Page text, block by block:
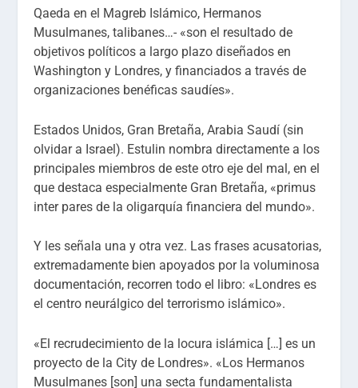
Qaeda en el Magreb Islámico, Hermanos
Musulmanes, talibanes…- «son el resultado de
objetivos políticos a largo plazo diseñados en
Washington y Londres, y financiados a través de
organizaciones benéficas saudíes».
Estados Unidos, Gran Bretaña, Arabia Saudí (sin
olvidar a Israel). Estulin nombra directamente a los
principales miembros de este otro eje del mal, en el
que destaca especialmente Gran Bretaña, «primus
inter pares de la oligarquía financiera del mundo».
Y les señala una y otra vez. Las frases acusatorias,
extremadamente bien apoyados por la voluminosa
documentación, recorren todo el libro: «Londres es
el centro neurálgico del terrorismo islámico».
«El recrudecimiento de la locura islámica […] es un
proyecto de la City de Londres». «Los Hermanos
Musulmanes [son] una secta fundamentalista